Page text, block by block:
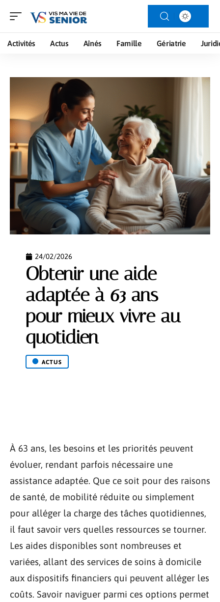
Activités Actus Aînés Famille Gériatrie
24/02/2026
Obtenir une aide
adaptée à 63 ans
pour mieux vivre au
quotidien
ACTUS
À 63 ans, les besoins et les priorités peuvent
évoluer, rendant parfois nécessaire une
assistance adaptée. Que ce soit pour des raisons
de santé, de mobilité réduite ou simplement
pour alléger la charge des tâches quotidiennes,
il faut savoir vers quelles ressources se tourner.
Les aides disponibles sont nombreuses et
variées, allant des services de soins à domicile
aux dispositifs financiers qui peuvent alléger les
coûts. Savoir naviguer parmi ces options permet